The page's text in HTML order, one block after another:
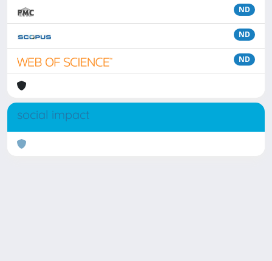
ND
ND
ND
social impact